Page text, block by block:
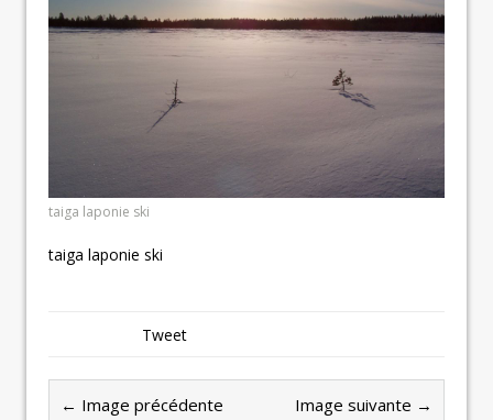
taiga laponie ski
taiga laponie ski
Tweet
← Image précédente Image suivante →